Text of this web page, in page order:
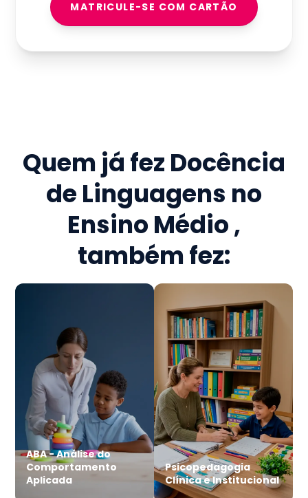
MATRICULE-SE COM CARTÃO
Quem já fez Docência
de Linguagens no
Ensino Médio,
também fez:
ABA - Análise do
Comportamento
Aplicada
Psicopedagogia
Clínica e Institucional